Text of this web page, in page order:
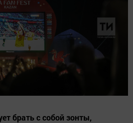
брать с собой зонты,